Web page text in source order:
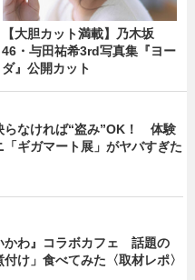
【大胆カット満載】乃木坂
46・与田祐希3rd写真集『ヨー
ダ』公開カット
らなければ“盗み”OK！ 体験
「ギガマート展」がヤバすぎた
かわ』コラボカフェ 話題の
付け」食べてみた〈取材レポ〉